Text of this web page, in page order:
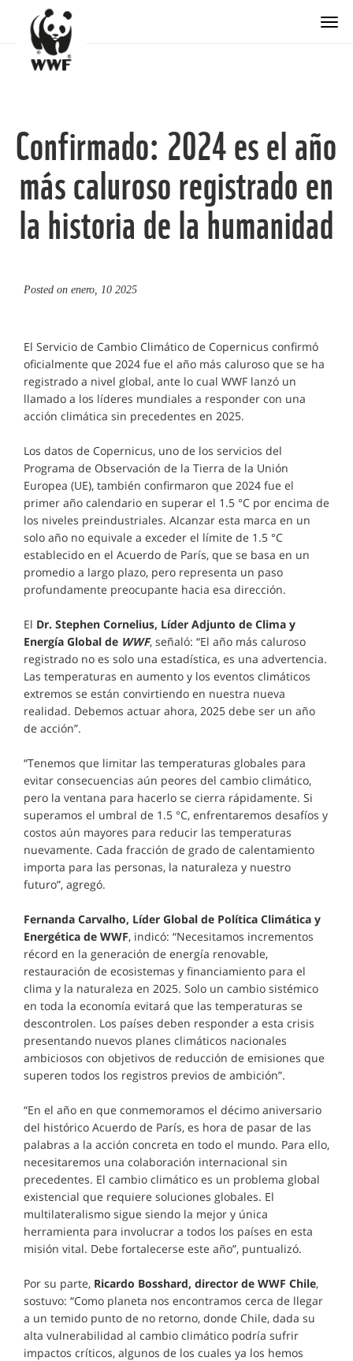
Confirmado: 2024 es el año
más caluroso registrado en
la historia de la humanidad
Posted on enero, 10 2025
El Servicio de Cambio Climático de Copernicus confirmó
oficialmente que 2024 fue el año más caluroso que se ha
registrado a nivel global, ante lo cual WWF lanzó un
llamado a los líderes mundiales a responder con una
acción climática sin precedentes en 2025.
Los datos de Copernicus, uno de los servicios del
Programa de Observación de la Tierra de la Unión
Europea (UE), también confirmaron que 2024 fue el
primer año calendario en superar el 1.5 °C por encima de
los niveles preindustriales. Alcanzar esta marca en un
solo año no equivale a exceder el límite de 1.5 °C
establecido en el Acuerdo de París, que se basa en un
promedio a largo plazo, pero representa un paso
profundamente preocupante hacia esa dirección.
El Dr. Stephen Cornelius, Líder Adjunto de Clima y
Energía Global de WWF, señaló: “El año más caluroso
registrado no es solo una estadística, es una advertencia.
Las temperaturas en aumento y los eventos climáticos
extremos se están convirtiendo en nuestra nueva
realidad. Debemos actuar ahora, 2025 debe ser un año
de acción”.
“Tenemos que limitar las temperaturas globales para
evitar consecuencias aún peores del cambio climático,
pero la ventana para hacerlo se cierra rápidamente. Si
superamos el umbral de 1.5 °C, enfrentaremos desafíos y
costos aún mayores para reducir las temperaturas
nuevamente. Cada fracción de grado de calentamiento
importa para las personas, la naturaleza y nuestro
futuro”, agregó.
Fernanda Carvalho, Líder Global de Política Climática y
Energética de WWF, indicó: “Necesitamos incrementos
récord en la generación de energía renovable,
restauración de ecosistemas y financiamiento para el
clima y la naturaleza en 2025. Solo un cambio sistémico
en toda la economía evitará que las temperaturas se
descontrolen. Los países deben responder a esta crisis
presentando nuevos planes climáticos nacionales
ambiciosos con objetivos de reducción de emisiones que
superen todos los registros previos de ambición”.
“En el año en que conmemoramos el décimo aniversario
del histórico Acuerdo de París, es hora de pasar de las
palabras a la acción concreta en todo el mundo. Para ello,
necesitaremos una colaboración internacional sin
precedentes. El cambio climático es un problema global
existencial que requiere soluciones globales. El
multilateralismo sigue siendo la mejor y única
herramienta para involucrar a todos los países en esta
misión vital. Debe fortalecerse este año”, puntualizó.
Por su parte, Ricardo Bosshard, director de WWF Chile,
sostuvo: “Como planeta nos encontramos cerca de llegar
a un temido punto de no retorno, donde Chile, dada su
alta vulnerabilidad al cambio climático podría sufrir
impactos críticos, algunos de los cuales ya los hemos